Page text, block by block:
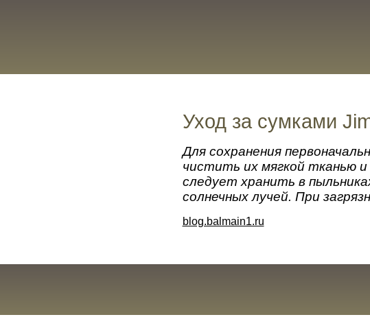
Уход за сумками
Для сохранения
чистить их мягкой тканью
следует хранить в
солнечных лучей. При
blog.balmain1.ru